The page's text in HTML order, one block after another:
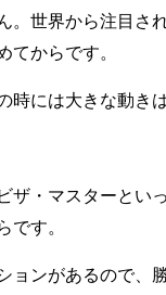
。世界から注目さ
てからです。
時には大きな動き
ザ・マスターとい
です。
ョンがあるので、